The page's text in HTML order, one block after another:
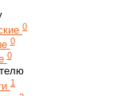
0
0
0
1